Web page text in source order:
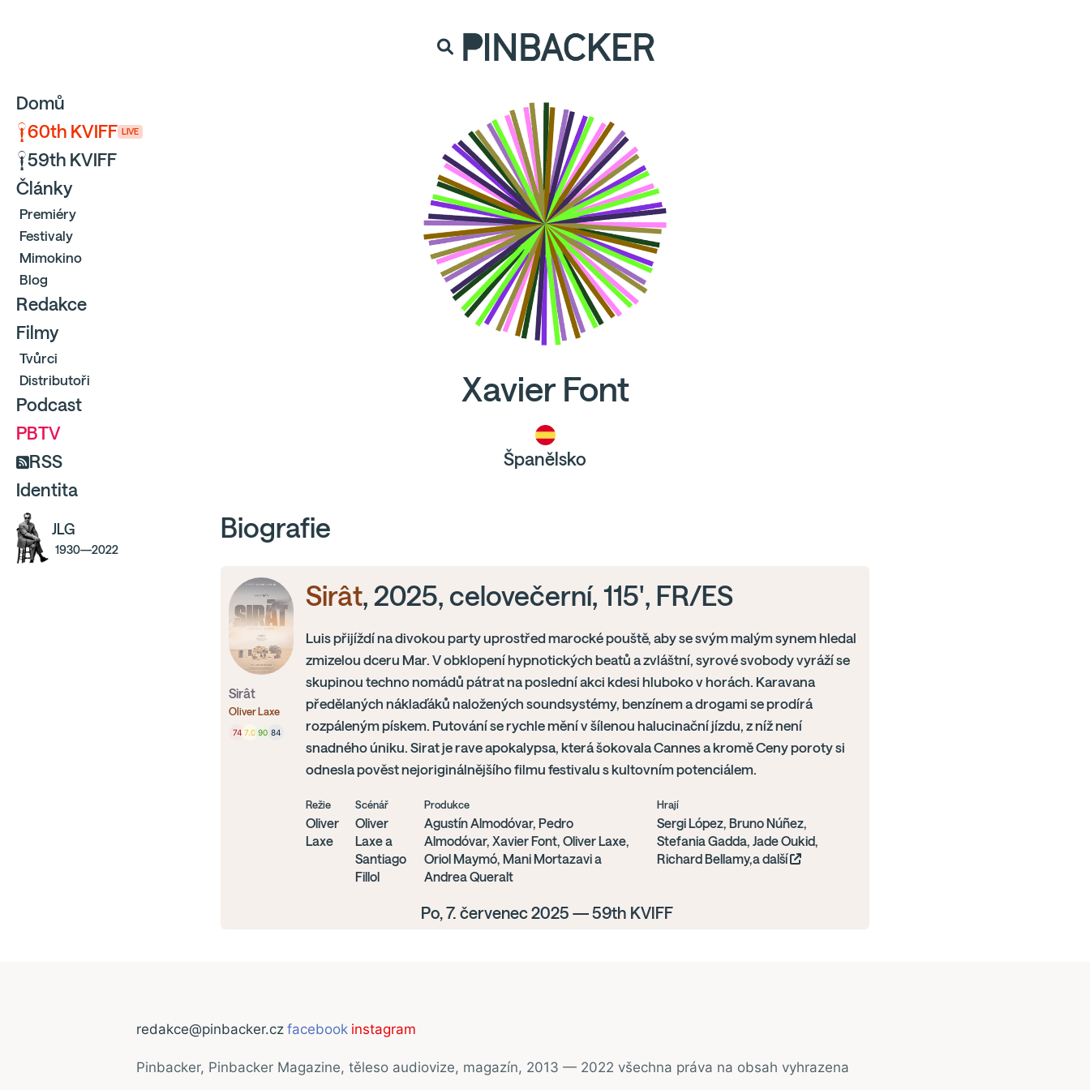
PINBACKER
Domů
60th KVIFF LIVE
59th KVIFF
Články
Premiéry
Festivaly
Mimokino
Blog
Redakce
Filmy
Tvůrci
Distributoři
Podcast
PBTV
RSS
Identita
JLG
1930—2022
Xavier Font
Španělsko
Biografie
Sirât
Oliver Laxe
74 7.0 90 84
Sirât, 2025, celovečerní, 115', FR/ES
Luis přijíždí na divokou party uprostřed marocké pouště, aby se svým malým synem hledal
zmizelou dceru Mar. V obklopení hypnotických beatů a zvláštní, syrové svobody vyráží se
skupinou techno nomádů pátrat na poslední akci kdesi hluboko v horách. Karavana
předělaných náklaďáků naložených soundsystémy, benzínem a drogami se prodírá
rozpáleným pískem. Putování se rychle mění v šílenou halucinační jízdu, z níž není
snadného úniku. Sirat je rave apokalypsa, která šokovala Cannes a kromě Ceny poroty si
odnesla pověst nejoriginálnějšího filmu festivalu s kultovním potenciálem.
Režie
Oliver
Laxe
Scénář
Oliver
Laxe a
Santiago
Fillol
Produkce
Agustín Almodóvar, Pedro
Almodóvar, Xavier Font, Oliver Laxe,
Oriol Maymó, Mani Mortazavi a
Andrea Queralt
Hrají
Sergi López, Bruno Núñez,
Stefania Gadda, Jade Oukid,
Richard Bellamy,a další
Po, 7. červenec 2025 — 59th KVIFF
redakce@pinbacker.cz facebook instagram
Pinbacker, Pinbacker Magazine, těleso audiovize, magazín, 2013 — 2022 všechna práva na obsah vyhrazena